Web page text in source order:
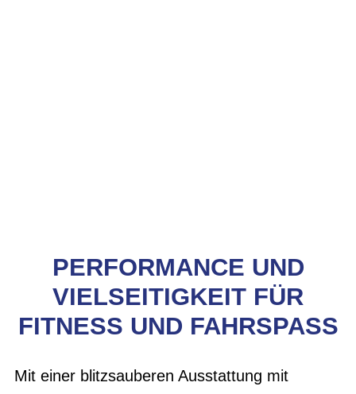
PERFORMANCE UND
VIELSEITIGKEIT FÜR
FITNESS UND FAHRSPASS
Mit einer blitzsauberen Ausstattung mit